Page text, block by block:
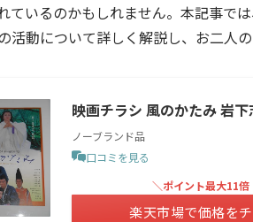
ているのかもしれません。本記事で
活動について詳しく解説し、お二人
映画チラシ 風のかたみ 岩
ノーブランド品
口コミを見る
＼ポイント最大11倍
楽天市場で価格を